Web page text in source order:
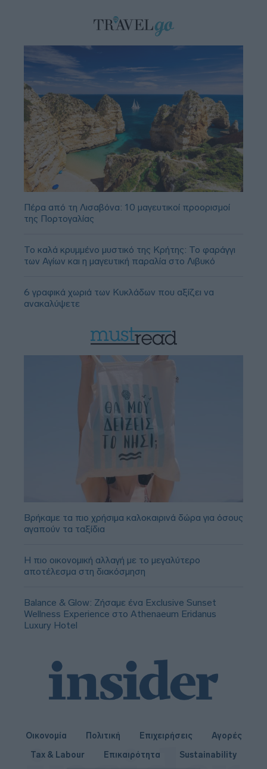
Πέρα από τη Λισαβόνα: 10 μαγευτικοί προορισμοί
της Πορτογαλίας
Το καλά κρυμμένο μυστικό της Κρήτης: Το φαράγγι
των Αγίων και η μαγευτική παραλία στο Λιβυκό
6 γραφικά χωριά των Κυκλάδων που αξίζει να
ανακαλύψετε
Βρήκαμε τα πιο χρήσιμα καλοκαιρινά δώρα για όσους
αγαπούν τα ταξίδια
Η πιο οικονομική αλλαγή με το μεγαλύτερο
αποτέλεσμα στη διακόσμηση
Balance & Glow: Ζήσαμε ένα Exclusive Sunset
Wellness Experience στο Athenaeum Eridanus
Luxury Hotel
Οικονομία Πολιτική Επιχειρήσεις
Αγορές
Tax & Labour
Επικαιρότητα Sustainability